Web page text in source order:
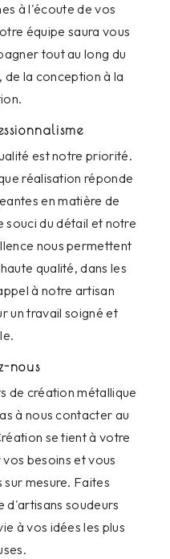
à l'écoute de vos
équipe saura vous
tout au long du
la conception à la
est notre priorité.
réalisation réponde
en matière de
souci du détail et notre
nous permettent
qualité, dans les
à notre artisan
un travail soigné et
nous
de création métallique
à nous contacter au
se tient à votre
besoins et vous
mesure. Faites
d'artisans soudeurs
à vos idées les plus